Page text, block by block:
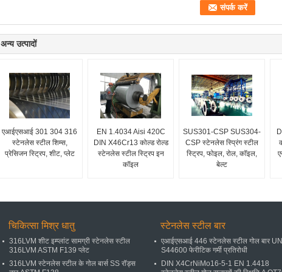
अन्य उत्पादों
एआईएसआई 301 304 316
स्टेनलेस स्टील शिम्स,
प्रेसिजन स्ट्रिप, शीट, प्लेट
EN 1.4034 Aisi 420C
DIN X46Cr13 कोल्ड रोल्ड
स्टेनलेस स्टील स्ट्रिप इन
कॉइल
SUS301-CSP SUS304-
CSP स्टेनलेस स्प्रिंग स्टील
स्ट्रिप, फोइल, रोल, कॉइल,
बेल्ट
चिकित्सा मिश्र धातु
316LVM शीट इम्प्लांट सामग्री स्टेनलेस स्टील
316LVM ASTM F139 प्लेट
316LVM स्टेनलेस स्टील के गोल बार्स SS रॉड्स
स्टेनलेस स्टील बार
एआईएसआई 446 स्टेनलेस स्टील गोल बार
S44600 फेरीटिक गर्मी प्रतिरोधी
DIN X4CrNiMo16-5-1 EN 1.4418